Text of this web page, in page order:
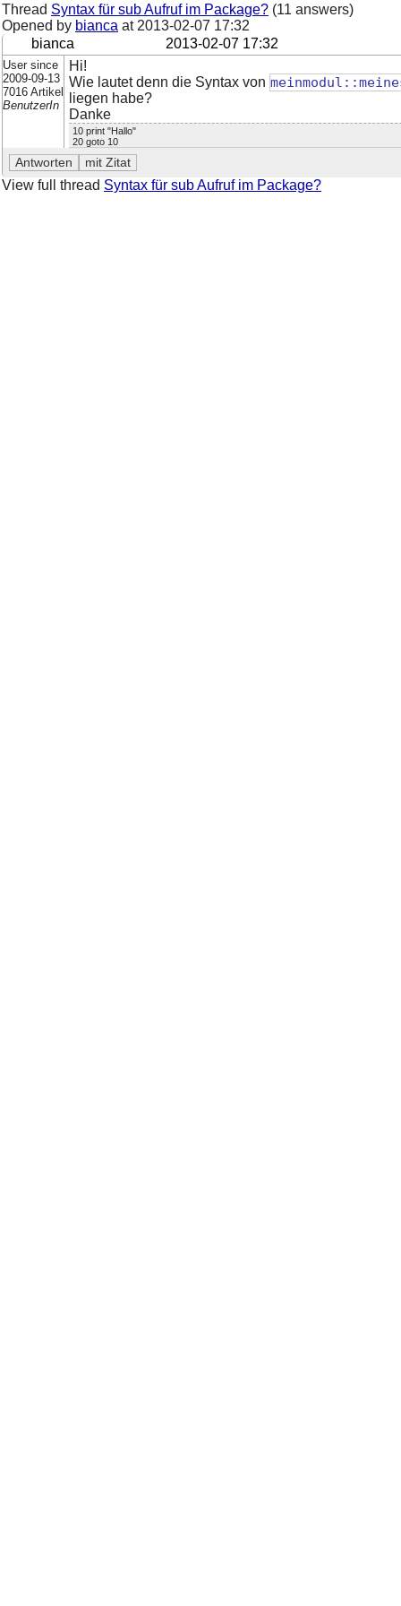
Thread Syntax für sub Aufruf im Package? (11 answers)
Opened by bianca at 2013-02-07 17:32
bianca
2013-02-07 17:32
User since
2009-09-13
7016 Artikel
BenutzerIn
Hi!
Wie lautet denn die Syntax von
liegen habe?
Danke
10 print "Hallo"
20 goto 10
View full thread Syntax für sub Aufruf im Package?